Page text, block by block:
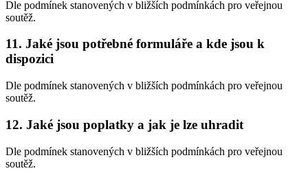
Dle podmínek stanovených v bližších podmínkách pro veřejnou
soutěž.
11. Jaké jsou potřebné formuláře a kde jsou k
dispozici
Dle podmínek stanovených v bližších podmínkách pro veřejnou
soutěž.
12. Jaké jsou poplatky a jak je lze uhradit
Dle podmínek stanovených v bližších podmínkách pro veřejnou
soutěž.